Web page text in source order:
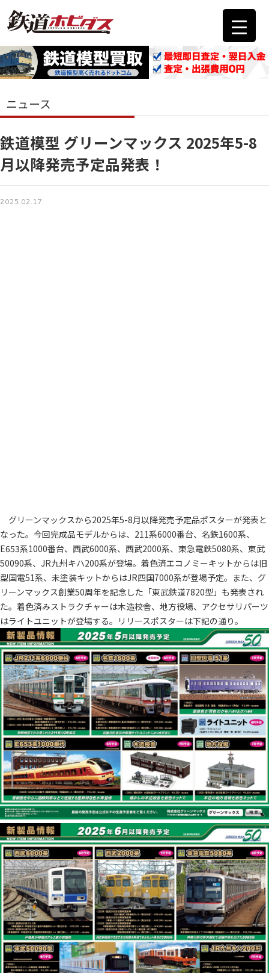
ニュース
鉄道模型 グリーンマックス 2025年5-8
月以降発売予定品発表！
2025.02.17
グリーンマックスから2025年5-8月以降発売予定品ポスターが発表と
なった。今回完成品モデルからは、211系6000番台、名鉄1600系、
E653系1000番台、西武6000系、西武2000系、東急電鉄5080系、東武
50090系、JR九州キハ200系が登場。着色済エコノミーキットからは旧
型国電51系、未塗装キットからはJR四国7000系が登場予定。また、グ
リーンマックス創業50周年を記念した「東武鉄道7820型」も発表され
た。着色済みストラクチャーは木造校舎、地方役場、アクセサリパーツ
はライトユニットが登場する。リリースポスターは下記の通り。